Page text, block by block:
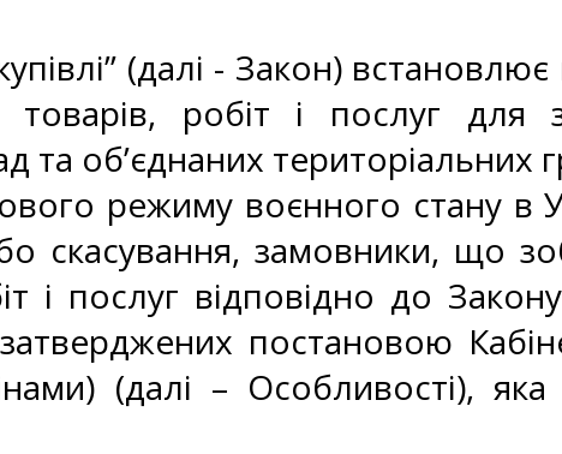
(далі - Закон)
товарів, робіт і послуг для
та об’єднаних територіальних
режиму воєнного стану в
скасування, замовники, що
і послуг відповідно до
постановою
(далі – Особливості),